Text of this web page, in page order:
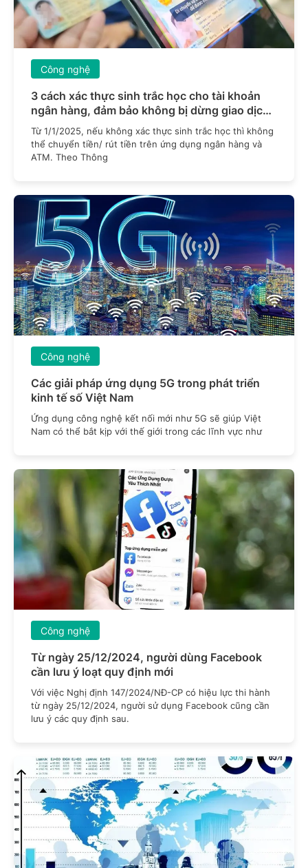
3 cách xác thực sinh trắc học cho tài khoản
ngân hàng, đảm bảo không bị dừng giao dịch
từ 1/1/2025
Công nghệ
Từ 1/1/2025, nếu không xác thực sinh trắc học thì không
thể chuyển tiền/ rút tiền trên ứng dụng ngân hàng và
ATM. Theo Thông
Các giải pháp ứng dụng 5G trong phát triển
kinh tế số Việt Nam
Công nghệ
Ứng dụng công nghệ kết nối mới như 5G sẽ giúp Việt
Nam có thể bắt kịp với thế giới trong các lĩnh vực như
Từ ngày 25/12/2024, người dùng Facebook
cần lưu ý loạt quy định mới
Công nghệ
Với việc Nghị định 147/2024/NĐ-CP có hiệu lực thi hành
từ ngày 25/12/2024, người sử dụng Facebook cũng cần
lưu ý các quy định sau.